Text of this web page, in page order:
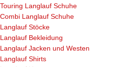
Touring Langlauf Schuhe
Combi Langlauf Schuhe
Langlauf Stöcke
Langlauf Bekleidung
Langlauf Jacken und Westen
Langlauf Shirts